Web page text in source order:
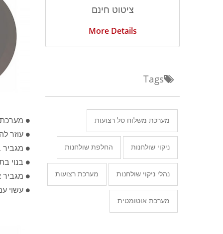
● מערכת
● עוזר
● מגביר
● בנוי
● מגביר
● עשוי
ציטוט חינם
More Details
Tags
מערכת משלוח סל רצועות
ניקוי שולחנות החלפת שולחנות
נהלי ניקוי שולחנות מערכת רצועות
מערכת אוטומטית